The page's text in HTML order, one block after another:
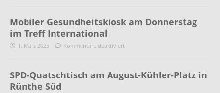
Mobiler Gesundheitskiosk am Donnerstag
im Treff International
1. März 2025 Kommentare deaktiviert
SPD-Quatschtisch am August-Kühler-Platz in
Rünthe Süd